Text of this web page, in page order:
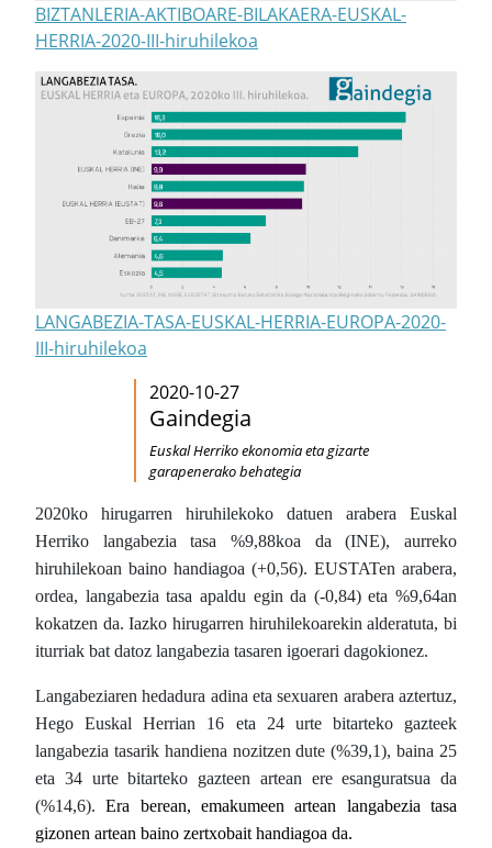
BIZTANLERIA-AKTIBOARE-BILAKAERA-EUSKAL-
HERRIA-2020-III-hiruhilekoa
LANGABEZIA-TASA-EUSKAL-HERRIA-EUROPA-2020-
III-hiruhilekoa
2020-10-27
Gaindegia
Euskal Herriko ekonomia eta gizarte
garapenerako behategia
2020ko hirugarren hiruhilekoko datuen arabera Euskal
Herriko langabezia tasa %9,88koa da (INE), aurreko
hiruhilekoan baino handiagoa (+0,56). EUSTATen arabera,
ordea, langabezia tasa apaldu egin da (-0,84) eta %9,64an
kokatzen da. Iazko hirugarren hiruhilekoarekin alderatuta, bi
iturriak bat datoz langabezia tasaren igoerari dagokionez.
Langabeziaren hedadura adina eta sexuaren arabera aztertuz,
Hego Euskal Herrian 16 eta 24 urte bitarteko gazteek
langabezia tasarik handiena nozitzen dute (%39,1), baina 25
eta 34 urte bitarteko gazteen artean ere esanguratsua da
(%14,6).Era berean, emakumeen artean langabezia tasa
gizonen artean baino zertxobait handiagoa da.